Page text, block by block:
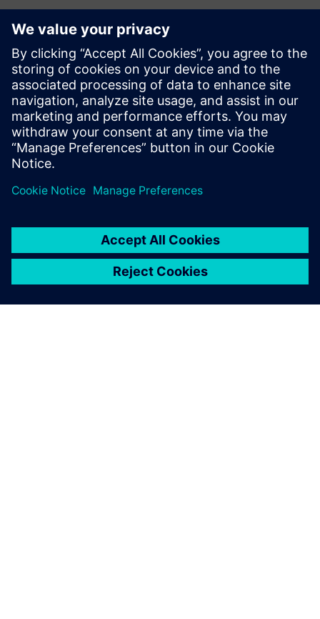
Bijela knjiga: Proširenje PLM mogućnosti s niskim kodom
Zašto su proizvodne operacije učinkovitije s niskim kodom i
umjetnom inteligencijom
Mendix for Teamcenter
Zašto je Siemens Teamcenter bolji s Mendix Low-Code
Preduvjeti